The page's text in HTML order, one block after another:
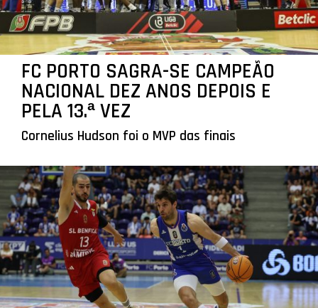
FC PORTO SAGRA-SE CAMPEÃO
NACIONAL DEZ ANOS DEPOIS E
PELA 13.ª VEZ
Cornelius Hudson foi o MVP das finais